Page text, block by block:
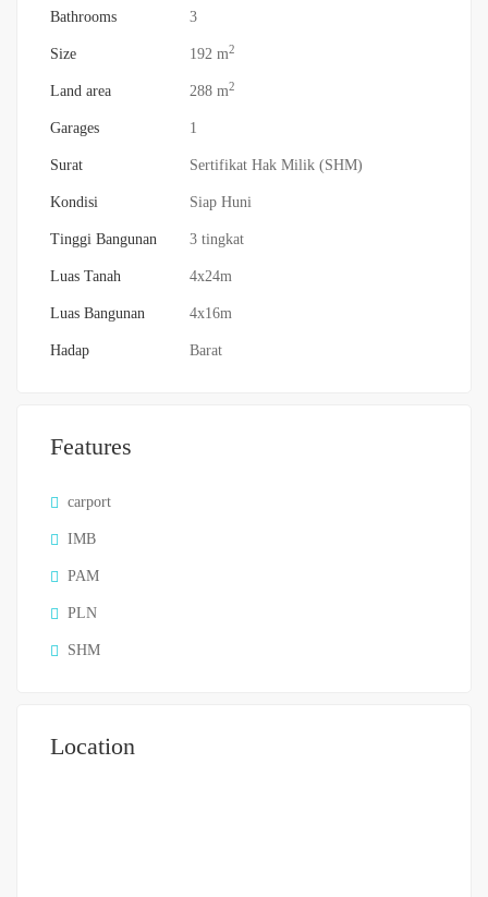
Bathrooms 3
Size 192 m2
Land area 288 m2
Garages 1
Surat Sertifikat Hak Milik (SHM)
Kondisi Siap Huni
Tinggi Bangunan 3 tingkat
Luas Tanah 4x24m
Luas Bangunan 4x16m
Hadap Barat
Features
carport
IMB
PAM
PLN
SHM
Location